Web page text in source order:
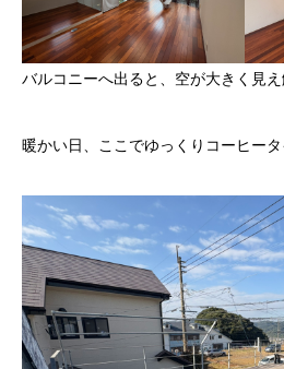
バルコニーへ出ると、空が大きく見え
暖かい日、ここでゆっくりコーヒー